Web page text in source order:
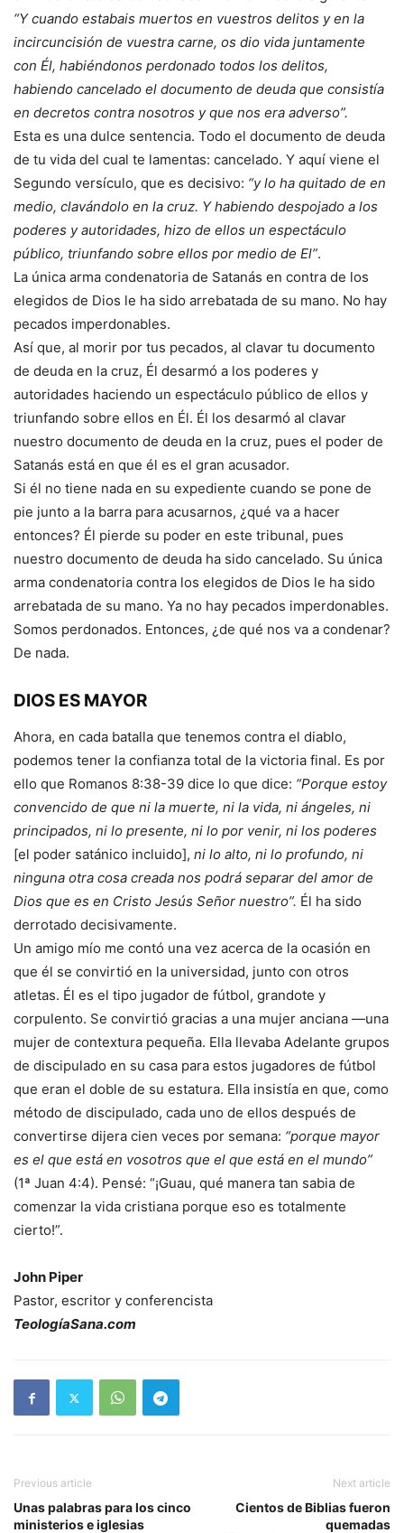
“Y cuando estabais muertos en vuestros delitos y en la
incircuncisión de vuestra carne, os dio vida juntamente
con Él, habiéndonos perdonado todos los delitos,
habiendo cancelado el documento de deuda que consistía
en decretos contra nosotros y que nos era adverso”.
Esta es una dulce sentencia. Todo el documento de deuda
de tu vida del cual te lamentas: cancelado. Y aquí viene el
Segundo versículo, que es decisivo: “y lo ha quitado de en
medio, clavándolo en la cruz. Y habiendo despojado a los
poderes y autoridades, hizo de ellos un espectáculo
público, triunfando sobre ellos por medio de El”.
La única arma condenatoria de Satanás en contra de los
elegidos de Dios le ha sido arrebatada de su mano. No hay
pecados imperdonables.
Así que, al morir por tus pecados, al clavar tu documento
de deuda en la cruz, Él desarmó a los poderes y
autoridades haciendo un espectáculo público de ellos y
triunfando sobre ellos en Él. Él los desarmó al clavar
nuestro documento de deuda en la cruz, pues el poder de
Satanás está en que él es el gran acusador.
Si él no tiene nada en su expediente cuando se pone de
pie junto a la barra para acusarnos, ¿qué va a hacer
entonces? Él pierde su poder en este tribunal, pues
nuestro documento de deuda ha sido cancelado. Su única
arma condenatoria contra los elegidos de Dios le ha sido
arrebatada de su mano. Ya no hay pecados imperdonables.
Somos perdonados. Entonces, ¿de qué nos va a condenar?
De nada.
DIOS ES MAYOR
Ahora, en cada batalla que tenemos contra el diablo,
podemos tener la confianza total de la victoria final. Es por
ello que Romanos 8:38-39 dice lo que dice: “Porque estoy
convencido de que ni la muerte, ni la vida, ni ángeles, ni
principados, ni lo presente, ni lo por venir, ni los poderes
[el poder satánico incluido], ni lo alto, ni lo profundo, ni
ninguna otra cosa creada nos podrá separar del amor de
Dios que es en Cristo Jesús Señor nuestro”. Él ha sido
derrotado decisivamente.
Un amigo mío me contó una vez acerca de la ocasión en
que él se convirtió en la universidad, junto con otros
atletas. Él es el tipo jugador de fútbol, grandote y
corpulento. Se convirtió gracias a una mujer anciana —una
mujer de contextura pequeña. Ella llevaba Adelante grupos
de discipulado en su casa para estos jugadores de fútbol
que eran el doble de su estatura. Ella insistía en que, como
método de discipulado, cada uno de ellos después de
convertirse dijera cien veces por semana: “porque mayor
es el que está en vosotros que el que está en el mundo”
(1ª Juan 4:4). Pensé: “¡Guau, qué manera tan sabia de
comenzar la vida cristiana porque eso es totalmente
cierto!”.
John Piper
Pastor, escritor y conferencista
TeologíaSana.com
Previous article
Unas palabras para los cinco
ministerios e iglesias
Next article
Cientos de Biblias fueron
quemadas